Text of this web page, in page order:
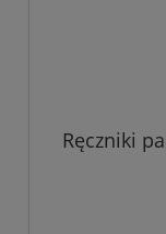
Ręczniki